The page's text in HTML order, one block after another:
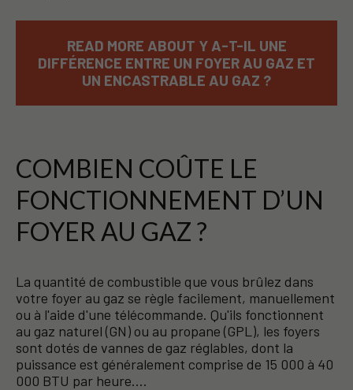
READ MORE ABOUT Y A-T-IL UNE
DIFFÉRENCE ENTRE UN FOYER AU GAZ ET
UN ENCASTRABLE AU GAZ ?
COMBIEN COÛTE LE
FONCTIONNEMENT D’UN
FOYER AU GAZ ?
La quantité de combustible que vous brûlez dans
votre foyer au gaz se règle facilement, manuellement
ou à l'aide d'une télécommande. Qu'ils fonctionnent
au gaz naturel (GN) ou au propane (GPL), les foyers
sont dotés de vannes de gaz réglables, dont la
puissance est généralement comprise de 15 000 à 40
000 BTU par heure.…